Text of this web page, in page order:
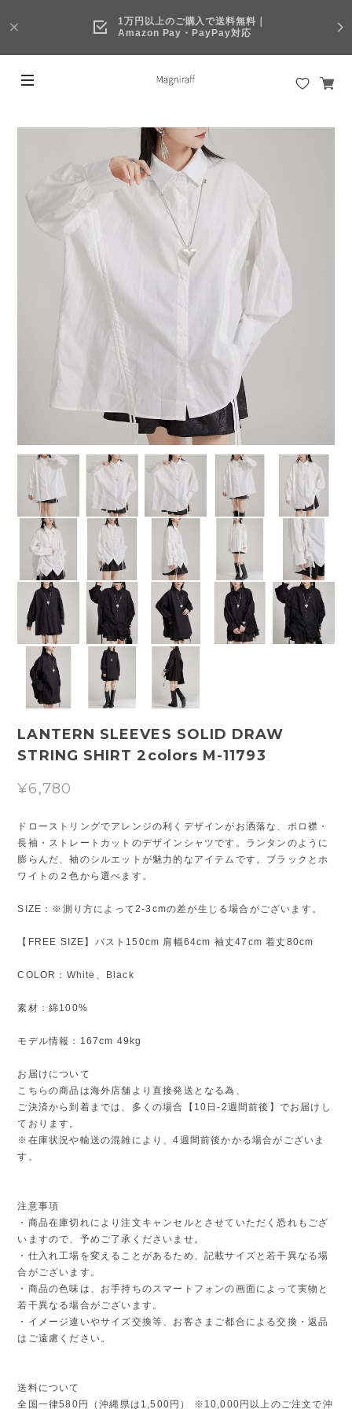
1万円以上のご購入で送料無料｜
Amazon Pay・PayPay対応
LANTERN SLEEVES SOLID DRAW
STRING SHIRT 2colors M-11793
¥6,780
ドローストリングでアレンジの利くデザインがお洒落な、ポロ襟・
長袖・ストレートカットのデザインシャツです。ランタンのように
膨らんだ、袖のシルエットが魅力的なアイテムです。ブラックとホ
ワイトの２色から選べます。
SIZE：※測り方によって2-3cmの差が生じる場合がございます。
【FREE SIZE】バスト150cm 肩幅64cm 袖丈47cm 着丈80cm
COLOR：White、Black
素材：綿100%
モデル情報：167cm 49kg
お届けについて
こちらの商品は海外店舗より直接発送となる為、
ご決済から到着までは、多くの場合【10日-2週間前後】でお届けし
ております。
※在庫状況や輸送の混雑により、4週間前後かかる場合がございま
す。
注意事項
・商品在庫切れにより注文キャンセルとさせていただく恐れもござ
いますので、予めご了承くださいませ。
・仕入れ工場を変えることがあるため、記載サイズと若干異なる場
合がございます。
・商品の色味は、お手持ちのスマートフォンの画面によって実物と
若干異なる場合がございます。
・イメージ違いやサイズ交換等、お客さまご都合による交換・返品
はご遠慮ください。
送料について
全国一律580円（沖縄県は1,500円） ※10,000円以上のご注文で沖